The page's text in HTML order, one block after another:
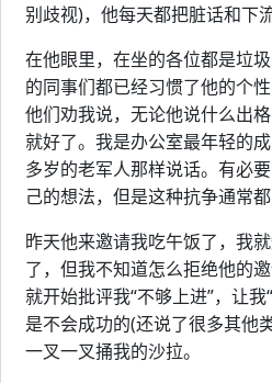
别歧视)，他每天都把脏话和下
在他眼里，在坐的各位都是垃
的同事们都已经习惯了他的个
他们劝我说，无论他说什么出
就好了。我是办公室最年轻的
多岁的老军人那样说话。有必
己的想法，但是这种抗争通常都
昨天他来邀请我吃午饭了，我
了，但我不知道怎么拒绝他的
就开始批评我“不够上进”，让
是不会成功的(还说了很多其他
一叉一叉捅我的沙拉。